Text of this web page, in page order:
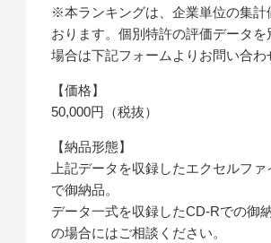
※本ランキングは、企業単位の集計
おります。個別特許の評価データを
場合は下記フォームよりお問い合わ
【価格】
50,000円（税抜）
【納品形態】
上記データを収録したエクセルフ
で御納品。
データ一式を収録したCD-Rでの御
の場合にはご相談ください。